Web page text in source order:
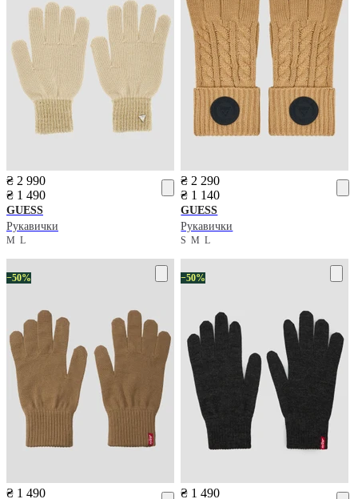
₴ 2 990
₴ 1 490
GUESS
Рукавички
M L
₴ 2 290
₴ 1 140
GUESS
Рукавички
SML
−50%
₴ 1 490
−50%
₴ 1 490